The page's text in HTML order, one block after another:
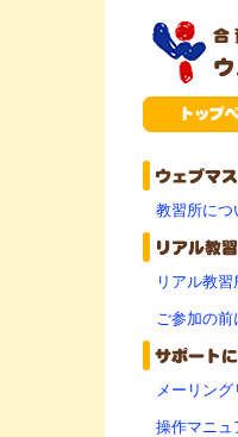
教習所につ
リアル教
ご参加の
メーリング
操作マニュ